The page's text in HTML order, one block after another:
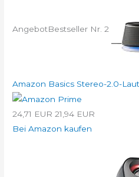
AngebotBestseller Nr. 2
Amazon Basics Stereo-2.0-
24,71 EUR 21,94 EUR
Bei Amazon kaufen